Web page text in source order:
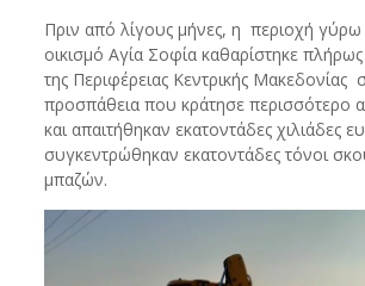
Πριν από λίγους μήνες, η περιοχή
οικισμό Αγία Σοφία καθαρίστηκε
της Περιφέρειας Κεντρικής Μακεδονίας
προσπάθεια που κράτησε περισσότερο
και απαιτήθηκαν εκατοντάδες χιλιάδες
συγκεντρώθηκαν εκατοντάδες τόνοι
μπαζών.